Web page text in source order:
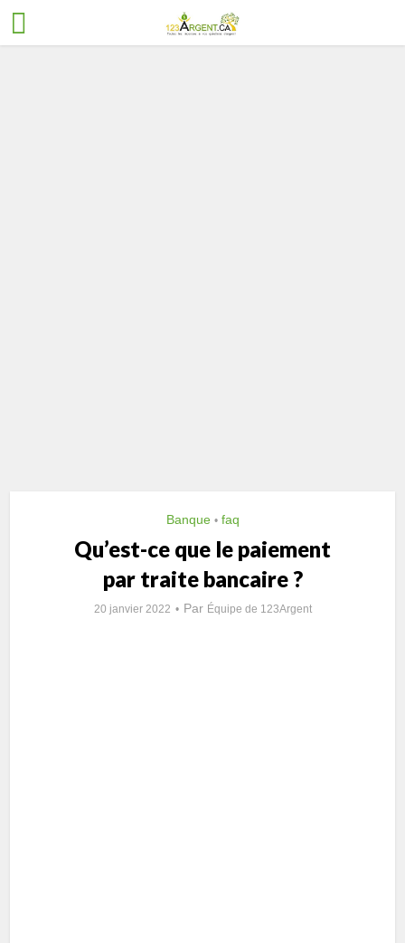
Banque • faq
Qu’est-ce que le paiement
par traite bancaire ?
20 janvier 2022 Par Équipe de 123Argent